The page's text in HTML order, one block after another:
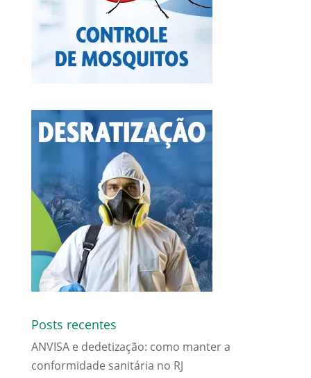
Posts recentes
ANVISA e dedetização: como manter a
conformidade sanitária no RJ